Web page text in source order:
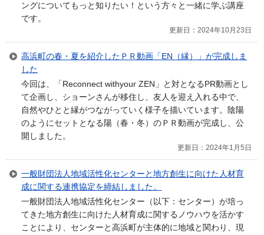
ングについてもっと知りたい！という方々と一緒に学ぶ講座
です。
更新日：2024年10月23日
高浜町の春・夏を紹介したＰＲ動画「EN（縁）」が完成しま
した
今回は、「Reconnect withyour ZEN」と対となるPR動画とし
て企画し、ショーンさんが移住し、友人を迎え入れる中で、
自然やひとと縁がつながっていく様子を描いています。陰陽
のようにセットとなる陽（春・冬）のＰＲ動画が完成し、公
開しました。
更新日：2024年1月5日
一般財団法人地域活性化センターと地方創生に向けた人材育
成に関する連携協定を締結しました。
一般財団法人地域活性化センター（以下：センター）が培っ
てきた地方創生に向けた人材育成に関するノウハウを活かす
ことにより、センターと高浜町が主体的に地域と関わり、現